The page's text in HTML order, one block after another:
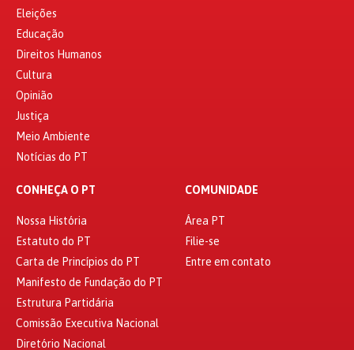
Eleições
Educação
Direitos Humanos
Cultura
Opinião
Justiça
Meio Ambiente
Notícias do PT
CONHEÇA O PT
Nossa História
Estatuto do PT
Carta de Princípios do PT
Manifesto de Fundação do PT
Estrutura Partidária
Comissão Executiva Nacional
Diretório Nacional
COMUNIDADE
Área PT
Filie-se
Entre em contato